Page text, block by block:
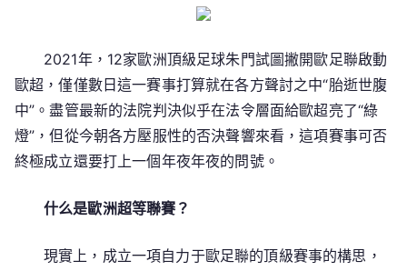
挑
釁
2021年，12家歐洲頂級足球朱門試圖撇開歐足聯啟動
歐超，僅僅數日這一賽事打算就在各方聲討之中“胎逝世腹
中”。盡管最新的法院判決似乎在法令層面給歐超亮了“綠
燈”，但從今朝各方壓服性的否決聲響來看，這項賽事可否
終極成立還要打上一個年夜年夜的問號。
什么是歐洲超等聯賽？
現實上，成立一項自力于歐足聯的頂級賽事的構思，